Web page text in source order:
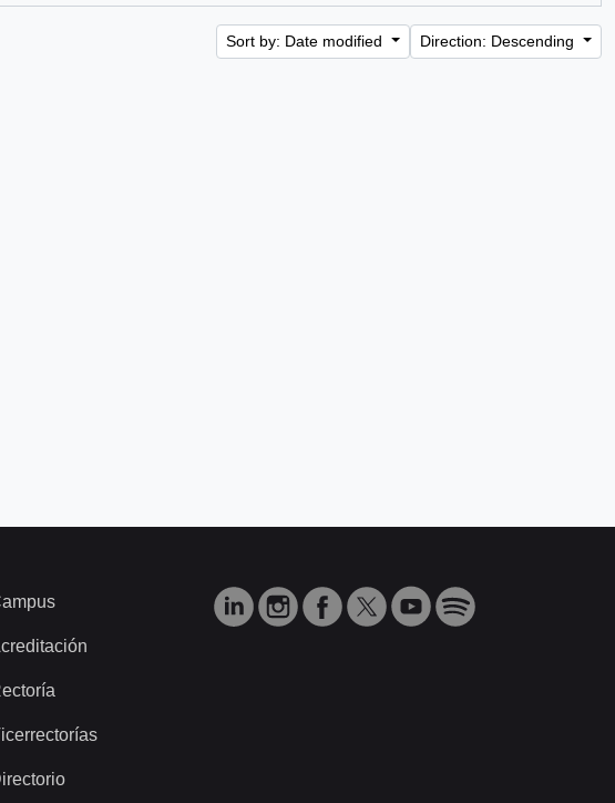
Sort by: Date modified Direction: Descending